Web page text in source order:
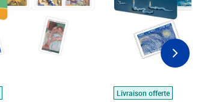
Livraison offerte